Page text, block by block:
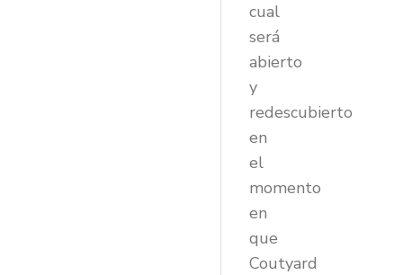
cual
será
abierto
y
redescubierto
en
el
momento
en
que
Coutyard